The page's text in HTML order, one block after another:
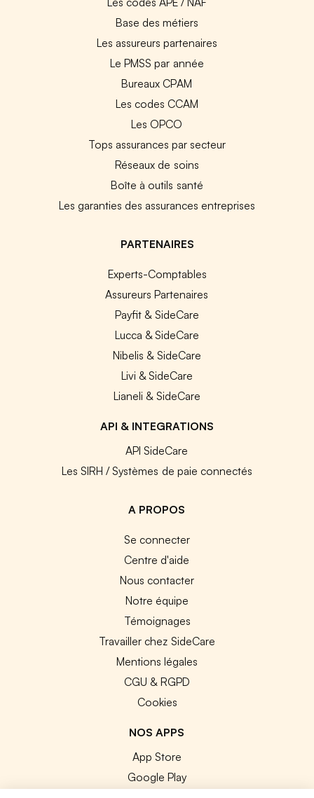
Base des métiers
Les assureurs partenaires
Le PMSS par année
Bureaux CPAM
Les codes CCAM
Les OPCO
Tops assurances par secteur
Réseaux de soins
Boîte à outils santé
Les garanties des assurances entreprises
PARTENAIRES
Experts-Comptables
Assureurs Partenaires
Payfit & SideCare
Lucca & SideCare
Nibelis & SideCare
Livi & SideCare
Lianeli & SideCare
API & INTEGRATIONS
API SideCare
Les SIRH / Systèmes de paie connectés
A PROPOS
Se connecter
Centre d'aide
Nous contacter
Notre équipe
Témoignages
Travailler chez SideCare
Mentions légales
CGU & RGPD
Cookies
NOS APPS
App Store
Google Play